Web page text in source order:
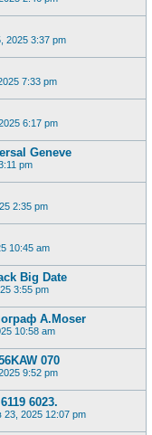
2025 3:37 pm
7:33 pm
6:17 pm
Geneve
pm
2:35 pm
10:45 am
Big Date
3:55 pm
A.Moser
10:58 am
070
9:52 pm
6023.
23, 2025 12:07 pm